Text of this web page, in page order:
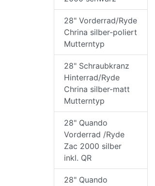
28" Vorderrad/Ryde
Chrina silber-poliert
Mutterntyp
28" Schraubkranz
Hinterrad/Ryde
Chrina silber-matt
Mutterntyp
28" Quando
Vorderrad /Ryde
Zac 2000 silber
inkl. QR
28" Quando